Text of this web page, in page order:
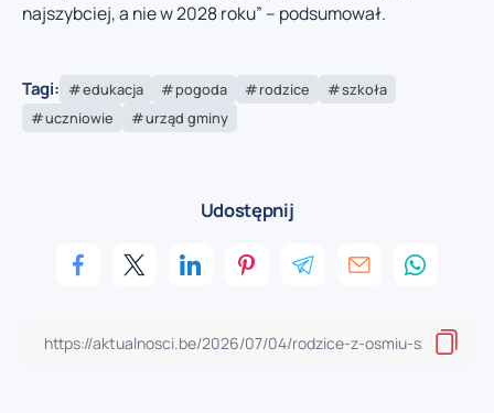
najszybciej, a nie w 2028 roku” – podsumował.
Tagi: edukacja pogoda rodzice
szkoła
uczniowie
urząd gminy
Udostępnij